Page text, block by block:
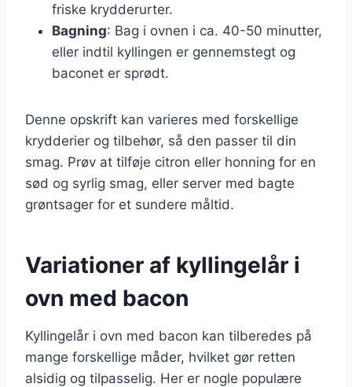
friske krydderurter.
Bagning: Bag i ovnen i ca. 40-50 minutter,
eller indtil kyllingen er gennemstegt og
baconet er sprødt.
Denne opskrift kan varieres med forskellige
krydderier og tilbehør, så den passer til din
smag. Prøv at tilføje citron eller honning for en
sød og syrlig smag, eller server med bagte
grøntsager for et sundere måltid.
Variationer af kyllingelår i
ovn med bacon
Kyllingelår i ovn med bacon kan tilberedes på
mange forskellige måder, hvilket gør retten
alsidig og tilpasselig. Her er nogle populære